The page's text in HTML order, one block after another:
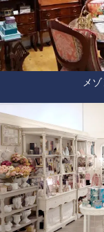
メ